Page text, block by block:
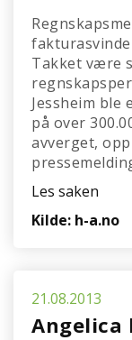
Takket være
Jessheim
på over
avverget,
Les saken
Kilde: h-a.no
21.08.2013
Angelica